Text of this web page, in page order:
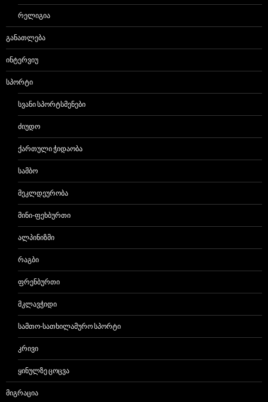
ᲠᲔᲚᲘᲒᲘᲐ
ᲒᲐᲜᲐᲗᲚᲔᲑᲐ
ᲘᲜᲢᲔᲠᲕᲘᲣ
ᲡᲞᲝᲠᲢᲘ
ᲡᲕᲐᲜᲘ ᲡᲞᲝᲠᲢᲡᲛᲔᲜᲔᲑᲘ
ᲫᲘᲣᲓᲝ
ᲥᲐᲠᲗᲣᲚᲘ ᲭᲘᲓᲐᲝᲑᲐ
ᲡᲐᲛᲑᲝ
ᲛᲔᲙᲚᲓᲔᲣᲠᲝᲑᲐ
ᲛᲘᲜᲘ-ᲤᲔᲮᲑᲣᲠᲗᲘ
ᲐᲚᲞᲘᲜᲘᲖᲛᲘ
ᲠᲐᲒᲑᲘ
ᲤᲠᲔᲜᲑᲣᲠᲗᲘ
ᲛᲙᲚᲐᲕᲭᲘᲓᲘ
ᲡᲐᲛᲗᲝ-ᲡᲐᲗᲮᲘᲚᲐᲛᲣᲠᲝ ᲡᲞᲝᲠᲢᲘ
ᲙᲠᲘᲕᲘ
ᲧᲘᲜᲣᲚᲖᲔ ᲪᲝᲪᲕᲐ
ᲛᲘᲒᲠᲐᲪᲘᲐ